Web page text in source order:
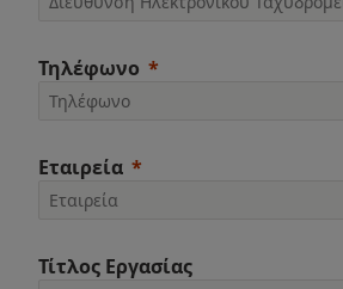
Τηλέφωνο
Εταιρεία
Τίτλος Εργασίας